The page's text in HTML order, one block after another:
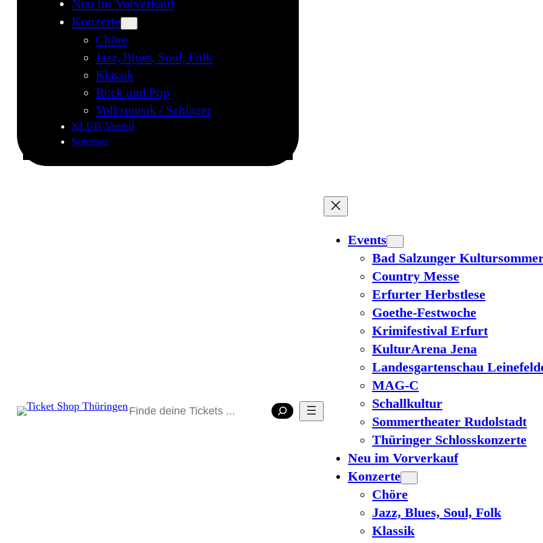
Neu im Vorverkauf
Konzerte
Chöre
Jazz, Blues, Soul, Folk
Klassik
Rock und Pop
Volksmusik / Schlager
KLUB-Vorteil
Sommer
Suchen
Events
Bad Salzunger
Country Messe
Erfurter Herbstlese
Goethe-Festwoche
Krimifestival Erfurt
KulturArena Jena
Landesgartenschau
MAG-C
Schallkultur
Sommertheater Rudolstadt
Thüringer Schlosskonzerte
Neu im Vorverkauf
Konzerte
Chöre
Jazz, Blues, Soul, Folk
Klassik